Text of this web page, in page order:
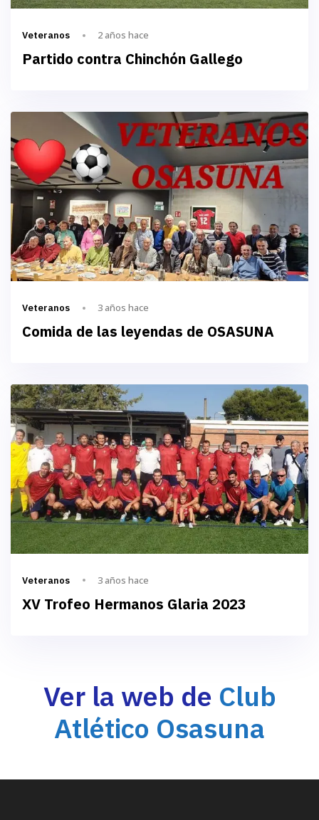
Veteranos 2 años hace
Partido contra Chinchón Gallego
Veteranos 3 años hace
Comida de las leyendas de OSASUNA
Veteranos 3 años hace
XV Trofeo Hermanos Glaria 2023
Ver la web de Club
Atlético Osasuna